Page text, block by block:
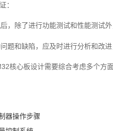
：
，除了进行功能测试和性能测试
题和缺陷，应及时进行分析和改进
核心板设计需要综合考虑多个方
器操作步骤